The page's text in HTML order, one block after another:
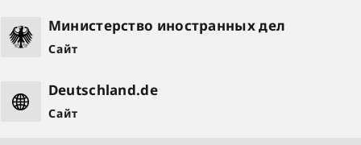
Министерство иностранных дел
Сайт
Deutschland.de
Сайт